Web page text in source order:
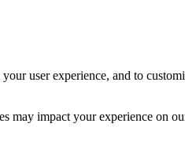
user experience, and to
may impact your experience on